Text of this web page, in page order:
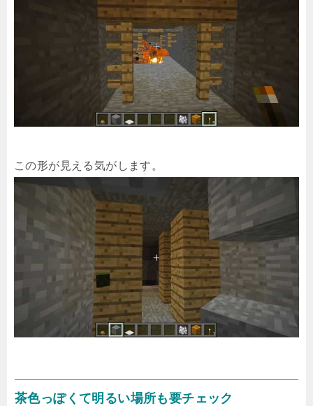
この形が見える気がします。
茶色っぽくて明るい場所も要チェック